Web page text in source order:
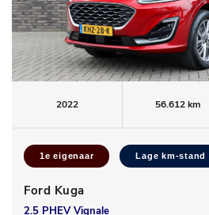
2022 56.612 km
1e eigenaar Lage km-stand
Ford Kuga
2.5 PHEV Vignale